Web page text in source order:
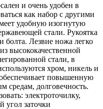
и очень удобен в
как набор с другими
удобную изогнутую
стали. Рукоятка
болта. Лезвие ножа легко
высококачественной
стали, в
хром, никель и
повышенную
средам, долговечность.
электроточилку,
угол заточки